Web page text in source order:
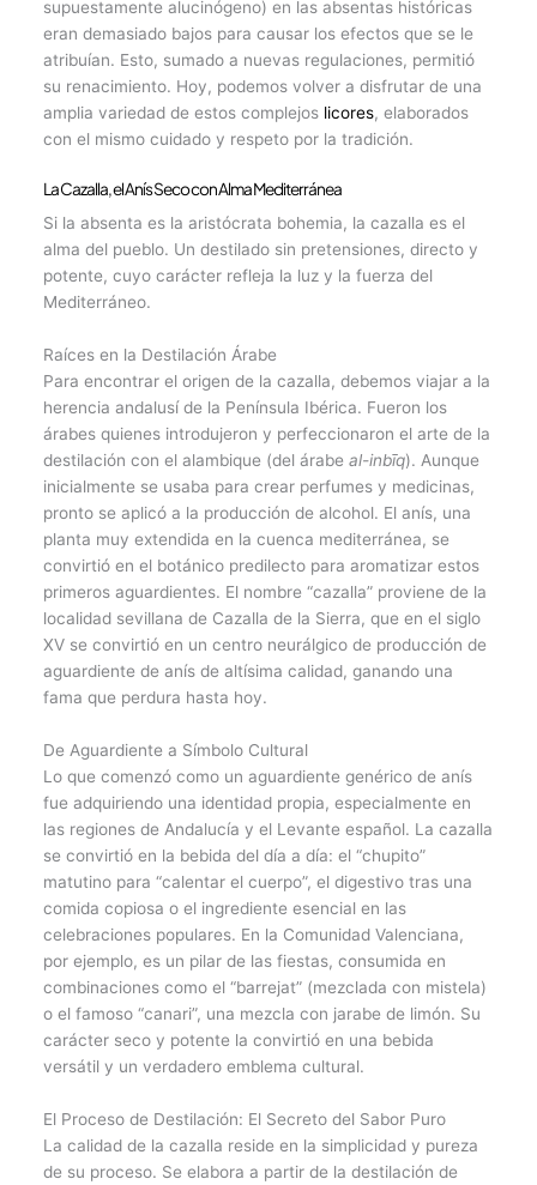
supuestamente alucinógeno) en las absentas históricas
eran demasiado bajos para causar los efectos que se le
atribuían. Esto, sumado a nuevas regulaciones, permitió
su renacimiento. Hoy, podemos volver a disfrutar de una
amplia variedad de estos complejos licores, elaborados
con el mismo cuidado y respeto por la tradición.
La Cazalla, el Anís Seco con Alma Mediterránea
Si la absenta es la aristócrata bohemia, la cazalla es el
alma del pueblo. Un destilado sin pretensiones, directo y
potente, cuyo carácter refleja la luz y la fuerza del
Mediterráneo.
Raíces en la Destilación Árabe
Para encontrar el origen de la cazalla, debemos viajar a la
herencia andalusí de la Península Ibérica. Fueron los
árabes quienes introdujeron y perfeccionaron el arte de la
destilación con el alambique (del árabeal-inbīq). Aunque
inicialmente se usaba para crear perfumes y medicinas,
pronto se aplicó a la producción de alcohol. El anís, una
planta muy extendida en la cuenca mediterránea, se
convirtió en el botánico predilecto para aromatizar estos
primeros aguardientes. El nombre “cazalla” proviene de la
localidad sevillana de Cazalla de la Sierra, que en el siglo
XV se convirtió en un centro neurálgico de producción de
aguardiente de anís de altísima calidad, ganando una
fama que perdura hasta hoy.
De Aguardiente a Símbolo Cultural
Lo que comenzó como un aguardiente genérico de anís
fue adquiriendo una identidad propia, especialmente en
las regiones de Andalucía y el Levante español. La cazalla
se convirtió en la bebida del día a día: el “chupito”
matutino para “calentar el cuerpo”, el digestivo tras una
comida copiosa o el ingrediente esencial en las
celebraciones populares. En la Comunidad Valenciana,
por ejemplo, es un pilar de las fiestas, consumida en
combinaciones como el “barrejat” (mezclada con mistela)
o el famoso “canari”, una mezcla con jarabe de limón. Su
carácter seco y potente la convirtió en una bebida
versátil y un verdadero emblema cultural.
El Proceso de Destilación: El Secreto del Sabor Puro
La calidad de la cazalla reside en la simplicidad y pureza
de su proceso. Se elabora a partir de la destilación de